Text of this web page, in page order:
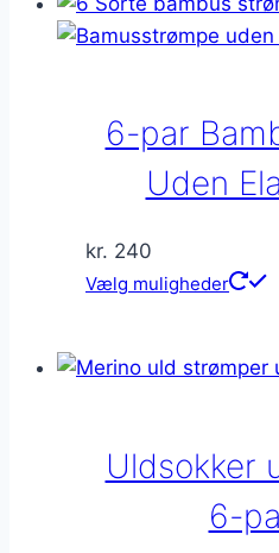
6-par
Uden
kr. 240
Vælg muligheder
Uldsokker
6-